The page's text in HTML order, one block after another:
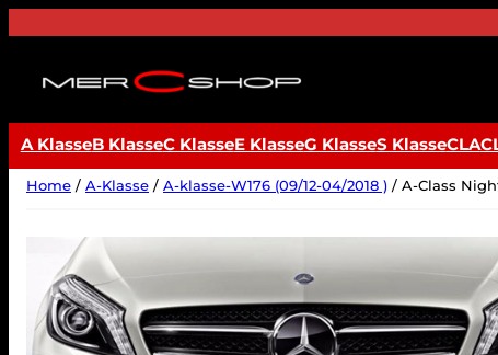
A KlasseB KlasseC KlasseE KlasseG KlasseS KlasseCLA
Home / A-Klasse / A-klasse-W176 (09/12-04/2018 ) / A-Class